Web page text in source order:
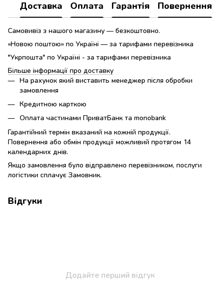
Доставка Оплата Гарантія Повернення
Самовивіз з нашого магазину — безкоштовно.
«Новою поштою» по Україні — за тарифами перевізника
"Укрпошта" по Україні - за тарифами перевізника
Більше інформації про доставку
На рахунок який виставить менеджер після обробки
замовлення
Кредитною карткою
Оплата частинами ПриватБанк та monobank
Гарантійний термін вказаний на кожній продукції.
Повернення або обмін продукції можливий протягом 14
календарних днів.
Якщо замовлення було відправлено перевізником, послуги
логістики сплачує Замовник.
Відгуки
Додайте перший відгук